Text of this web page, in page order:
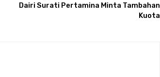
Dairi Surati Pertamina Minta Tambahan
Kuota